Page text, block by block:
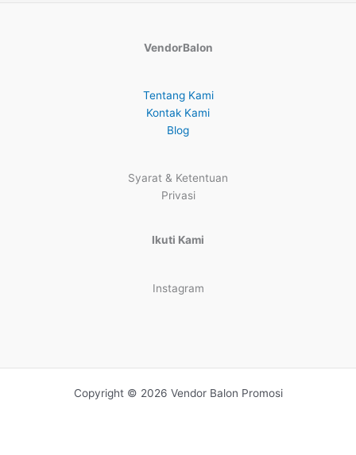
VendorBalon
Tentang Kami
Kontak Kami
Blog
Syarat & Ketentuan
Privasi
Ikuti Kami
Instagram
Copyright © 2026 Vendor Balon Promosi